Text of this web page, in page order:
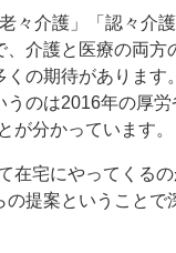
々介護」「認々介護
介護と医療の両方
の期待があります。
のは2016年の厚
が分かっています。
在宅にやってくるの
提案ということで